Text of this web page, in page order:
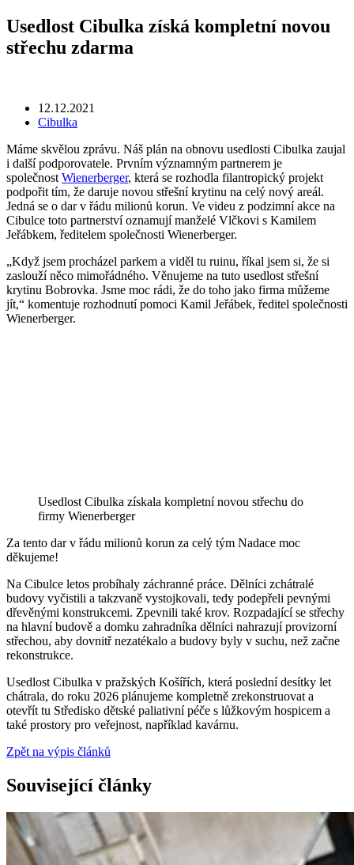
Usedlost Cibulka získá kompletní novou
střechu zdarma
12.12.2021
Cibulka
Máme skvělou zprávu. Náš plán na obnovu usedlosti Cibulka zaujal
i další podporovatele. Prvním významným partnerem je
společnost Wienerberger, která se rozhodla filantropický projekt
podpořit tím, že daruje novou střešní krytinu na celý nový areál.
Jedná se o dar v řádu milionů korun. Ve videu z podzimní akce na
Cibulce toto partnerství oznamují manželé Vlčkovi s Kamilem
Jeřábkem, ředitelem společnosti Wienerberger.
„Když jsem procházel parkem a viděl tu ruinu, říkal jsem si, že si
zaslouží něco mimořádného. Věnujeme na tuto usedlost střešní
krytinu Bobrovka. Jsme moc rádi, že do toho jako firma můžeme
jít,“ komentuje rozhodnutí pomoci Kamil Jeřábek, ředitel společnosti
Wienerberger.
Usedlost Cibulka získala kompletní novou střechu do
firmy Wienerberger
Za tento dar v řádu milionů korun za celý tým Nadace moc
děkujeme!
Na Cibulce letos probíhaly záchranné práce. Dělníci zchátralé
budovy vyčistili a takzvaně vystojkovali, tedy podepřeli pevnými
dřevěnými konstrukcemi. Zpevnili také krov. Rozpadající se střechy
na hlavní budově a domku zahradníka dělníci nahrazují provizorní
střechou, aby dovnitř nezatékalo a budovy byly v suchu, než začne
rekonstrukce.
Usedlost Cibulka v pražských Košířích, která poslední desítky let
chátrala, do roku 2026 plánujeme kompletně zrekonstruovat a
otevřít tu Středisko dětské paliativní péče s lůžkovým hospicem a
také prostory pro veřejnost, například kavárnu.
Zpět na výpis článků
Související články